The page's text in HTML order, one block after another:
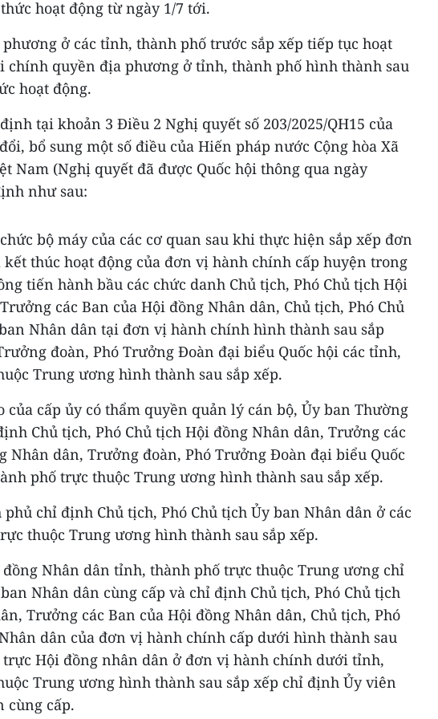
hoạt động từ ngày 1/7 tới.
ở các tỉnh, thành phố trước sắp xếp tiếp tục hoạt
chính quyền địa phương ở tỉnh, thành phố hình thành sau
hoạt động.
tại khoản 3 Điều 2 Nghị quyết số 203/2025/QH15 của
bổ sung một số điều của Hiến pháp nước Cộng hòa Xã
Nam (Nghị quyết đã được Quốc hội thông qua ngày
như sau:
bộ máy của các cơ quan sau khi thực hiện sắp xếp đơn
thúc hoạt động của đơn vị hành chính cấp huyện trong
tiến hành bầu các chức danh Chủ tịch, Phó Chủ tịch Hội
các Ban của Hội đồng Nhân dân, Chủ tịch, Phó Chủ
Nhân dân tại đơn vị hành chính hình thành sau sắp
đoàn, Phó Trưởng Đoàn đại biểu Quốc hội các tỉnh,
Trung ương hình thành sau sắp xếp.
của cấp ủy có thẩm quyền quản lý cán bộ, Ủy ban Thường
Chủ tịch, Phó Chủ tịch Hội đồng Nhân dân, Trưởng các
Nhân dân, Trưởng đoàn, Phó Trưởng Đoàn đại biểu Quốc
phố trực thuộc Trung ương hình thành sau sắp xếp.
chỉ định Chủ tịch, Phó Chủ tịch Ủy ban Nhân dân ở các
thuộc Trung ương hình thành sau sắp xếp.
Nhân dân tỉnh, thành phố trực thuộc Trung ương chỉ
Nhân dân cùng cấp và chỉ định Chủ tịch, Phó Chủ tịch
Trưởng các Ban của Hội đồng Nhân dân, Chủ tịch, Phó
dân của đơn vị hành chính cấp dưới hình thành sau
trực Hội đồng nhân dân ở đơn vị hành chính dưới tỉnh,
Trung ương hình thành sau sắp xếp chỉ định Ủy viên
cùng cấp.